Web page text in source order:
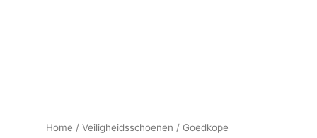
Home / Veiligheidsschoenen / Goedkope